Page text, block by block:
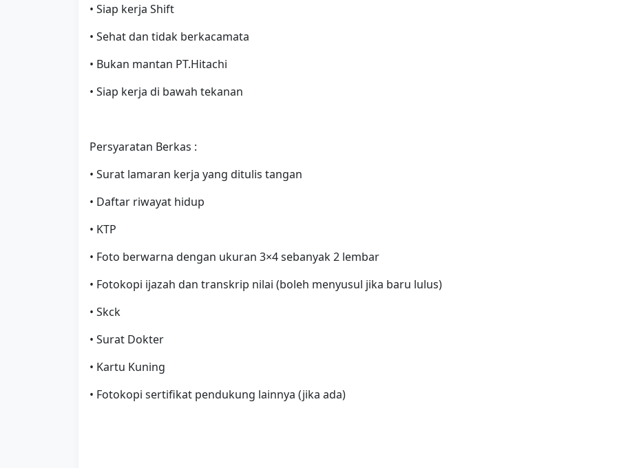
• Siap kerja Shift
• Sehat dan tidak berkacamata
• Bukan mantan PT.Hitachi
• Siap kerja di bawah tekanan
Persyaratan Berkas :
• Surat lamaran kerja yang ditulis tangan
• Daftar riwayat hidup
• KTP
• Foto berwarna dengan ukuran 3×4 sebanyak 2 lembar
• Fotokopi ijazah dan transkrip nilai (boleh menyusul jika baru lulus)
• Skck
• Surat Dokter
• Kartu Kuning
• Fotokopi sertifikat pendukung lainnya (jika ada)